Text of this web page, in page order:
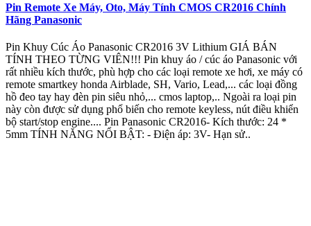
Pin Remote Xe Máy, Oto, Máy Tính CMOS CR2016 Chính
Hãng Panasonic
Pin Khuy Cúc Áo Panasonic CR2016 3V Lithium GIÁ BÁN
TÍNH THEO TỪNG VIÊN!!! Pin khuy áo / cúc áo Panasonic với
rất nhiều kích thước, phù hợp cho các loại remote xe hơi, xe máy có
remote smartkey honda Airblade, SH, Vario, Lead,... các loại đồng
hồ đeo tay hay đèn pin siêu nhỏ,... cmos laptop,.. Ngoài ra loại pin
này còn được sử dụng phổ biến cho remote keyless, nút điều khiển
bộ start/stop engine.... Pin Panasonic CR2016- Kích thước: 24 *
5mm TÍNH NĂNG NỔI BẬT: - Điện áp: 3V- Hạn sử..